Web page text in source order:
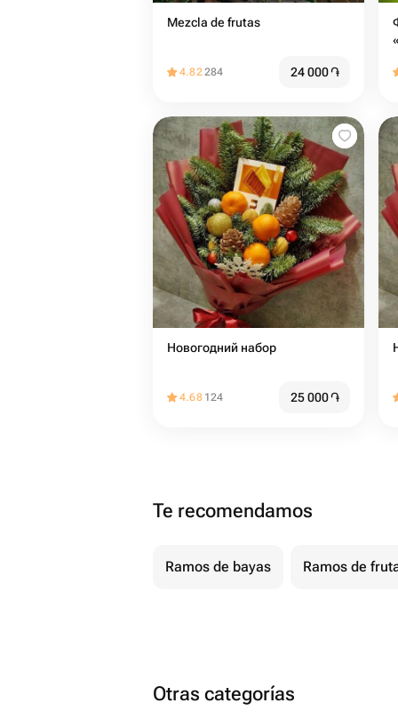
Mezcla de frutas
4.82284 24 000֏
Новогодний набор
4.68 124 25 000֏
Te recomendamos
Ramos de bayas Ramos de
Otras categorías